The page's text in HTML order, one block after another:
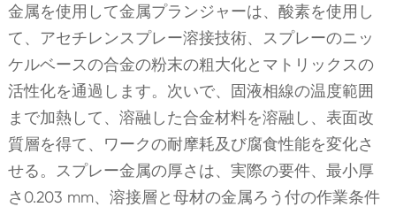
金属を使用して金属プランジャーは、酸素を使用し
て、アセチレンスプレー溶接技術、スプレーのニッ
ケルベースの合金の粉末の粗大化とマトリックスの
活性化を通過します。次いで、固液相線の温度範囲
まで加熱して、溶融した合金材料を溶融し、表面改
質層を得て、ワークの耐摩耗及び腐食性能を変化さ
せる。スプレー金属の厚さは、実際の要件、最小厚
さ0.203 mm、溶接層と母材の金属ろう付の作業条件